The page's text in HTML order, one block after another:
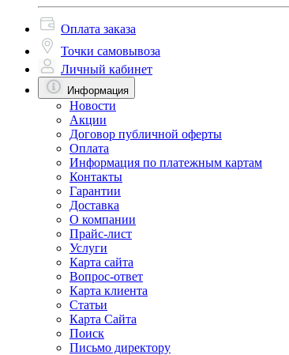
Оплата заказа
Точки самовывоза
Личный кабинет
Информация
Новости
Акции
Договор публичной оферты
Оплата
Информация по платежным картам
Контакты
Гарантии
Доставка
О компании
Прайс-лист
Услуги
Карта сайта
Вопрос-ответ
Карта клиента
Статьи
Карта Сайта
Поиск
Письмо директору